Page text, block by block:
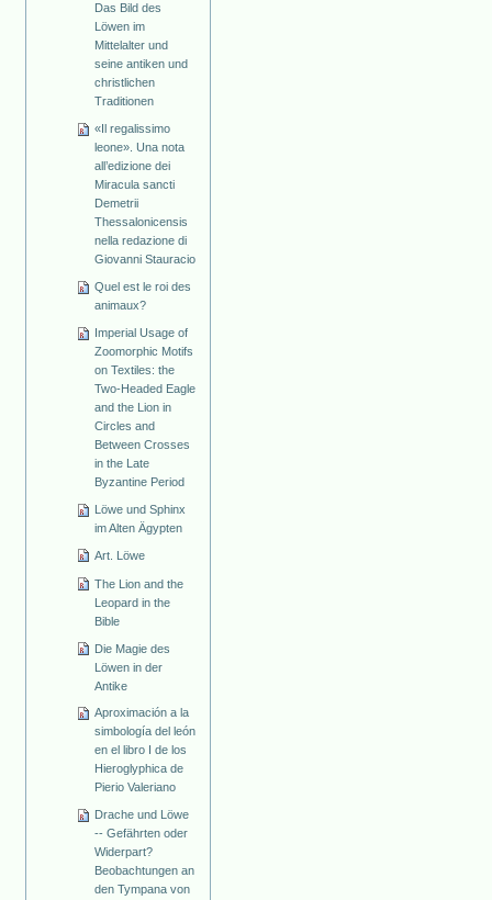
Das Bild des
Löwen im
Mittelalter und
seine antiken und
christlichen
Traditionen
«Il regalissimo
leone». Una nota
all’edizione dei
Miracula sancti
Demetrii
Thessalonicensis
nella redazione di
Giovanni Stauracio
Quel est le roi des
animaux?
Imperial Usage of
Zoomorphic Motifs
on Textiles: the
Two-Headed Eagle
and the Lion in
Circles and
Between Crosses
in the Late
Byzantine Period
Löwe und Sphinx
im Alten Ägypten
Art. Löwe
The Lion and the
Leopard in the
Bible
Die Magie des
Löwen in der
Antike
Aproximación a la
simbología del león
en el libro I de los
Hieroglyphica de
Pierio Valeriano
Drache und Löwe
-- Gefährten oder
Widerpart?
Beobachtungen an
den Tympana von